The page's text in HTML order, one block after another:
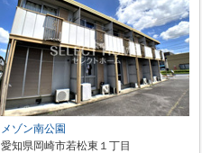
メゾン南公園
愛知県岡崎市若松東１丁目